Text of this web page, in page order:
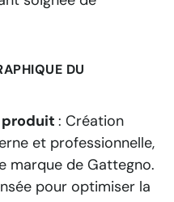
DU
produit : Création
et professionnelle,
marque de Gattegno.
pour optimiser la